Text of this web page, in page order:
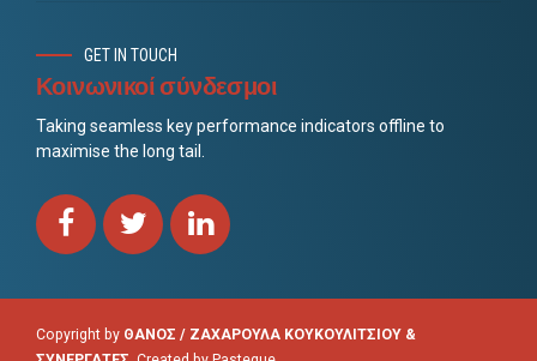
GET IN TOUCH
Κοινωνικοί σύνδεσμοι
Taking seamless key performance indicators offline to
maximise the long tail.
Copyright by ΘΑΝΟΣ / ΖΑΧΑΡΟΥΛΑ ΚΟΥΚΟΥΛΙΤΣΙΟΥ &